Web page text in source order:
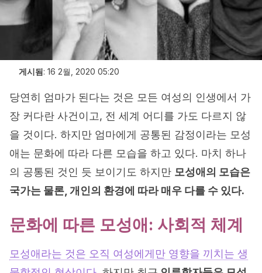
게시됨: 16 2월, 2020 05:20
당연히 엄마가 된다는 것은 모든 여성의 인생에서 가
장 커다란 사건이고, 전 세계 어디를 가도 다르지 않
을 것이다. 하지만 엄마에게 공통된 감정이라는 모성
애는 문화에 따라 다른 모습을 하고 있다. 마치 하나
의 공통된 것인 듯 보이기도 하지만 모성애의 모습은
국가는 물론, 개인의 환경에 따라 매우 다를 수 있다.
문화에 따른 모성애: 사회적 체계
모성애라는 것은 오직 여성에게만 영향을 끼치는 생